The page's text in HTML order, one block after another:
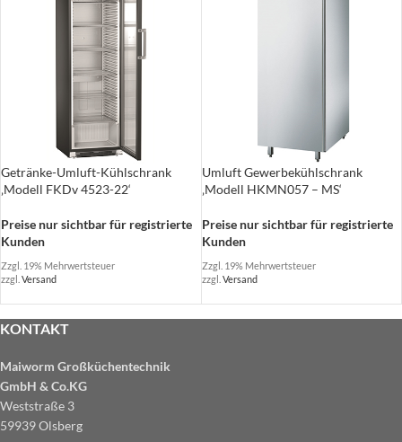
Getränke-Umluft-Kühlschrank
‚Modell FKDv 4523-22‘
Preise nur sichtbar für registrierte
Kunden
Zzgl. 19% Mehrwertsteuer
zzgl. Versand
Umluft Gewerbekühlschrank
‚Modell HKMN057 – MS‘
Preise nur sichtbar für registrierte
Kunden
Zzgl. 19% Mehrwertsteuer
zzgl. Versand
KONTAKT
Maiworm Großküchentechnik
GmbH & Co.KG
Weststraße 3
59939 Olsberg